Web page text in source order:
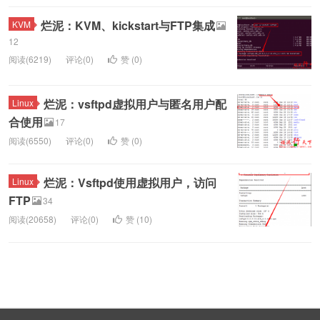
KVM 烂泥：KVM、kickstart与FTP集成
12
阅读(6219)
评论(0) 赞 (0)
Linux
烂泥：vsftpd虚拟用户与匿名用户配
合使用
17
阅读(6550)
评论(0) 赞 (0)
Linux
烂泥：Vsftpd使用虚拟用户，访问
FTP
34
阅读(20658)
评论(0) 赞 (10)